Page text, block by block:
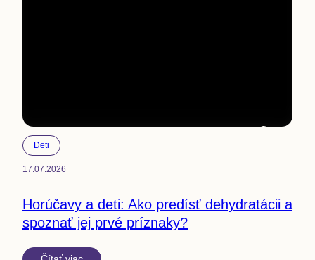
17.07.2026
Deti
Horúčavy a deti: Ako predísť dehydratácii a
spoznať jej prvé príznaky?